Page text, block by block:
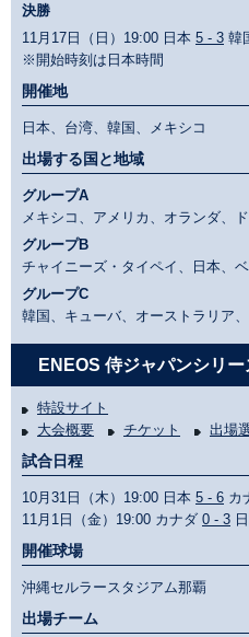
決勝
11月17日（日）19:00 日本 5 - 3 韓
※開始時刻は日本時間
開催地
日本、台湾、韓国、メキシコ
出場する国と地域
グループA
メキシコ、アメリカ、オランダ、
グループB
チャイニーズ・タイペイ、日本、
グループC
韓国、キューバ、オーストラリア
ENEOS 侍ジャパンシリ
特設サイト
大会概要
チケット 出場
試合日程
10月31日（木）19:00 日本 5 - 6 カ
11月1日（金）19:00 カナダ 0 - 3
開催球場
沖縄セルラースタジアム那覇
出場チーム